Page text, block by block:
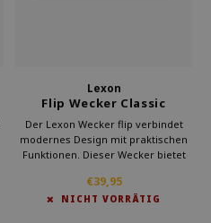
Lexon
Flip Wecker Classic
wiederaufladbar schwarz
Der Lexon Wecker flip verbindet
modernes Design mit praktischen
Funktionen. Dieser Wecker bietet
kompakten Gerät. Das Ein- und
Ausschaltsystem macht das Stellen
€39,95
NICHT VORRÄTIG